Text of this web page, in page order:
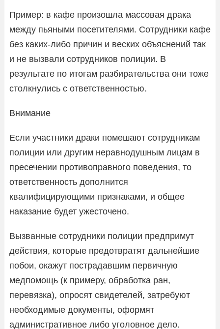
Пример: в кафе произошла массовая драка
между пьяными посетителями. Сотрудники кафе
без каких-либо причин и веских объяснений так
и не вызвали сотрудников полиции. В
результате по итогам разбирательства они тоже
столкнулись с ответственностью.
Внимание
Если участники драки помешают сотрудникам
полиции или другим неравнодушным лицам в
пресечении противоправного поведения, то
ответственность дополнится
квалифицирующими признаками, и общее
наказание будет ужесточено.
Вызванные сотрудники полиции предпримут
действия, которые предотвратят дальнейшие
побои, окажут пострадавшим первичную
медпомощь (к примеру, обработка ран,
перевязка), опросят свидетелей, затребуют
необходимые документы, оформят
административное либо уголовное дело.